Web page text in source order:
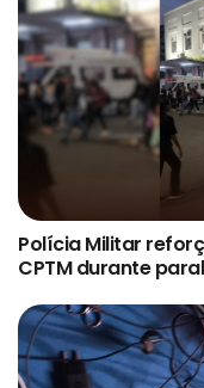
Polícia Militar
CPTM durante